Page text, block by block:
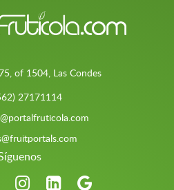
of 1504, Las Condes
27171114